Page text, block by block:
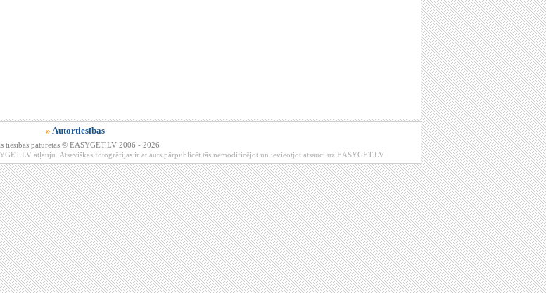
» Autortiesības
tiesības paturētas © EASYGET.LV 2006 - 2026
atļauju. Atsevišķas fotogrāfijas ir atļauts pārpublicēt tās nemodificējot un ievieotjot atsauci uz EASYGET.LV